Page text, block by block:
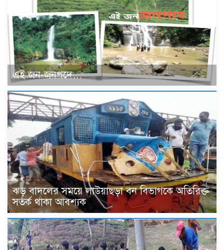
এই জন-জনপদে…
ঝড় বাদলের সময়ে লাউয়াছড়া বন বিভাগকে অতিরিক্ত
সতর্ক থাকা আবশ্যক